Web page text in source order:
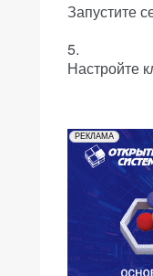
Запустите
Настройте
РЕКЛАМА